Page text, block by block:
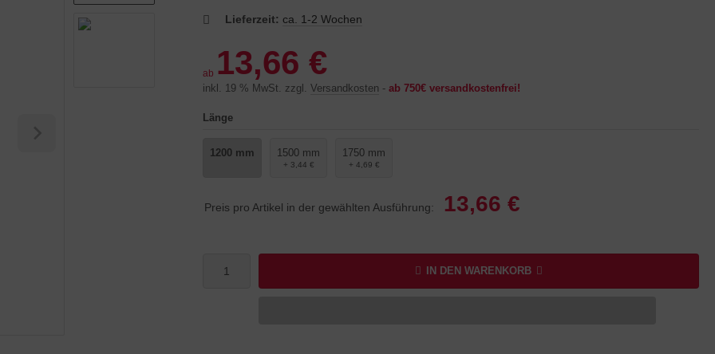
Lieferzeit: ca. 1-2 Wochen
ab 13,66 €
inkl. 19 % MwSt. zzgl. Versandkosten - ab 750€ versandkostenfrei!
Länge
1200 mm 1500 mm
+ 3,44 €
1750 mm
+ 4,69 €
Preis pro Artikel in der gewählten Ausführung: 13,66 €
IN DEN WARENKORB